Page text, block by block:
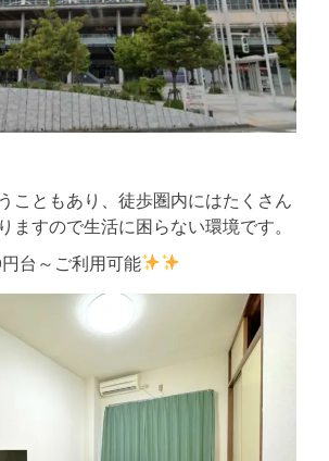
こともあり、徒歩圏内にはたくさん
ますので生活に困らない環境です。
台～ご利用可能